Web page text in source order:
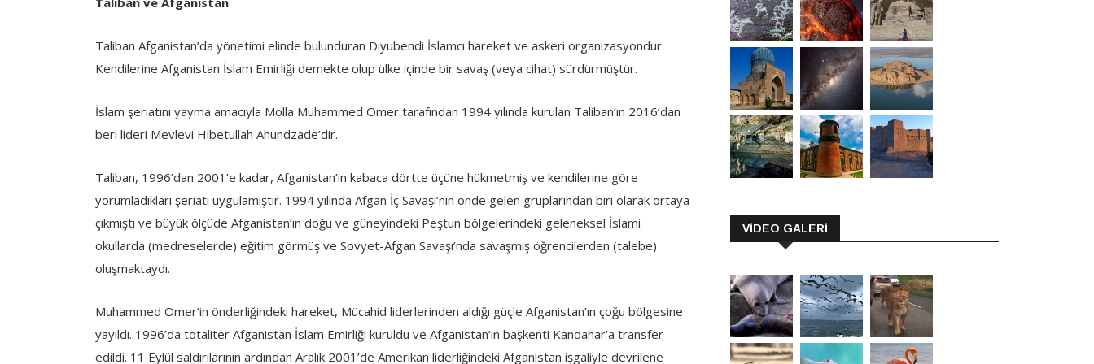
Taliban Afganistan’da yönetimi elinde bulunduran Diyubendi İslamcı hareket ve askeri organizasyondur.
Kendilerine Afganistan İslam Emirliği demekte olup ülke içinde bir savaş (veya cihat) sürdürmüştür.
İslam şeriatını yayma amacıyla Molla Muhammed Ömer tarafından 1994 yılında kurulan Taliban’ın 2016’dan
beri lideri Mevlevi Hibetullah Ahundzade’dir.
Taliban, 1996’dan 2001’e kadar, Afganistan’ın kabaca dörtte üçüne hükmetmiş ve kendilerine göre
yorumladıkları şeriatı uygulamıştır. 1994 yılında Afgan İç Savaşı’nın önde gelen gruplarından biri olarak ortaya
çıkmıştı ve büyük ölçüde Afganistan’ın doğu ve güneyindeki Peştun bölgelerindeki geleneksel İslami
okullarda (medreselerde) eğitim görmüş ve Sovyet-Afgan Savaşı’nda savaşmış öğrencilerden (talebe)
oluşmaktaydı.
Muhammed Ömer’in önderliğindeki hareket, Mücahid liderlerinden aldığı güçle Afganistan’ın çoğu bölgesine
yayıldı. 1996’da totaliter Afganistan İslam Emirliği kuruldu ve Afganistan’ın başkenti Kandahar’a transfer
edildi. 11 Eylül saldırılarının ardından Aralık 2001’de Amerikan liderliğindeki Afganistan işgaliyle devrilene
VİDEO GALERİ